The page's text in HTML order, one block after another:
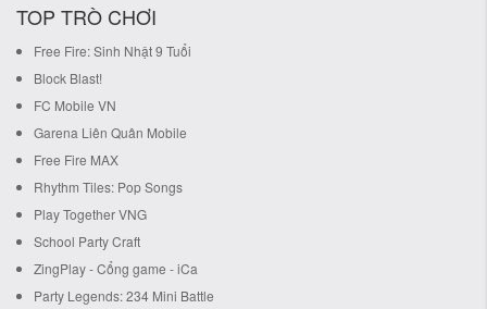
TOP TRÒ CHƠI
Free Fire: Sinh Nhật 9 Tuổi
Block Blast!
FC Mobile VN
Garena Liên Quân Mobile
Free Fire MAX
Rhythm Tiles: Pop Songs
Play Together VNG
School Party Craft
ZingPlay - Cổng game - iCa
Party Legends: 234 Mini Battle